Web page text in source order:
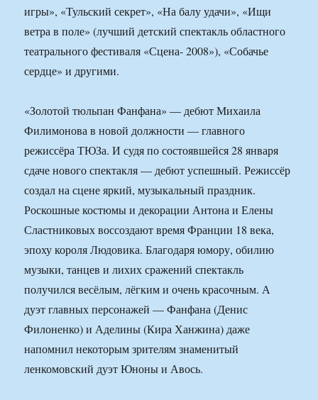
игры», «Тульский секрет», «На балу удачи», «Ищи
ветра в поле» (лучший детский спектакль областного
театрального фестиваля «Сцена- 2008»), «Собачье
сердце» и другими.
«Золотой тюльпан Фанфана» — дебют Михаила
Филимонова в новой должности — главного
режиссёра ТЮЗа. И судя по состоявшейся 28 января
сдаче нового спектакля — дебют успешный. Режиссёр
создал на сцене яркий, музыкальный праздник.
Роскошные костюмы и декорации Антона и Елены
Сластниковых воссоздают время Франции 18 века,
эпоху короля Людовика. Благодаря юмору, обилию
музыки, танцев и лихих сражений спектакль
получился весёлым, лёгким и очень красочным. А
дуэт главных персонажей — Фанфана (Денис
Филоненко) и Аделины (Кира Ханжина) даже
напомнил некоторым зрителям знаменитый
ленкомовский дуэт Юноны и Авось.